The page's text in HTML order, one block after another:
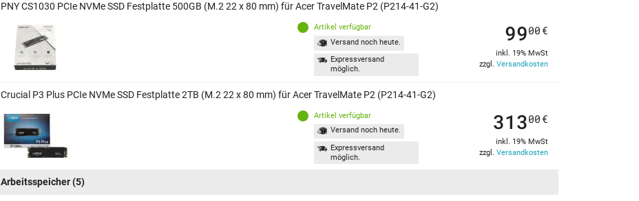
PNY CS1030 PCIe NVMe SSD Festplatte 500GB (M.2 22 x 80 mm) für Acer TravelMate P2 (P214-41-G2)
Artikel verfügbar
Versand noch heute.
Expressversand
möglich.
9900 €
inkl. 19% MwSt
zzgl. Versandkosten
Crucial P3 Plus PCIe NVMe SSD Festplatte 2TB (M.2 22 x 80 mm) für Acer TravelMate P2 (P214-41-G2)
Artikel verfügbar
Versand noch heute.
Expressversand
möglich.
31300 €
inkl. 19% MwSt
zzgl. Versandkosten
Arbeitsspeicher(5)